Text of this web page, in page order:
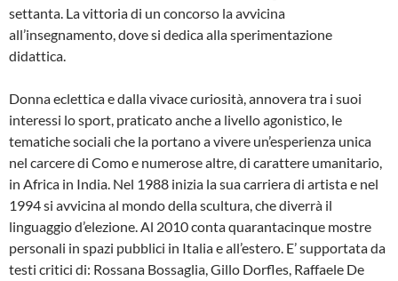
settanta. La vittoria di un concorso la avvicina
all’insegnamento, dove si dedica alla sperimentazione
didattica.
Donna eclettica e dalla vivace curiosità, annovera tra i suoi
interessi lo sport, praticato anche a livello agonistico, le
tematiche sociali che la portano a vivere un’esperienza unica
nel carcere di Como e numerose altre, di carattere umanitario,
in Africa in India. Nel 1988 inizia la sua carriera di artista e nel
1994 si avvicina al mondo della scultura, che diverrà il
linguaggio d’elezione. Al 2010 conta quarantacinque mostre
personali in spazi pubblici in Italia e all’estero. E’ supportata da
testi critici di: Rossana Bossaglia, Gillo Dorfles, Raffaele De